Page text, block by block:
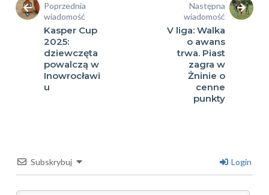
Poprzednia
wiadomość
Kasper Cup
2025:
dziewczęta
powalczą w
Inowrocławi
u
Następna
wiadomość
V liga: Walka
o awans
trwa. Piast
zagra w
Żninie o
cenne
punkty
Subskrybuj Login